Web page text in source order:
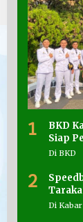
1
BKD
Siap
Di BKD
2
Di